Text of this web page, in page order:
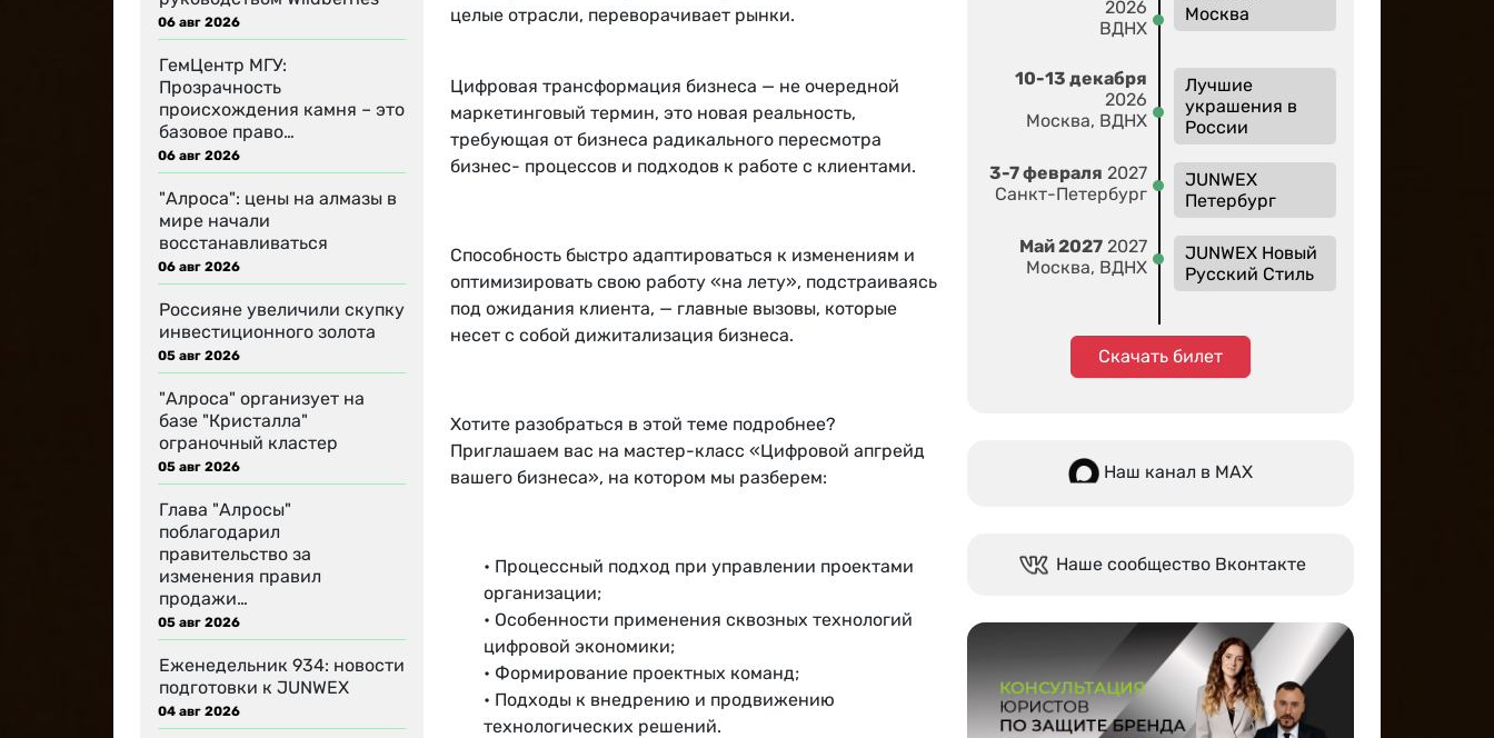
06 авг 2026
ГемЦентр МГУ:
Прозрачность
происхождения камня – это
базовое право…
06 авг 2026
"Алроса": цены на алмазы в
мире начали
восстанавливаться
06 авг 2026
Россияне увеличили скупку
инвестиционного золота
05 авг 2026
"Алроса" организует на
базе "Кристалла"
ограночный кластер
05 авг 2026
Глава "Алросы"
поблагодарил
правительство за
изменения правил
продажи…
05 авг 2026
Еженедельник 934: новости
подготовки к JUNWEX
04 авг 2026
целые отрасли, переворачивает рынки.
Цифровая трансформация бизнеса — не очередной
маркетинговый термин, это новая реальность,
требующая от бизнеса радикального пересмотра
бизнес- процессов и подходов к работе с клиентами.
Способность быстро адаптироваться к изменениям и
оптимизировать свою работу «на лету», подстраиваясь
под ожидания клиента, — главные вызовы, которые
несет с собой дижитализация бизнеса.
Хотите разобраться в этой теме подробнее?
Приглашаем вас на мастер-класс «Цифровой апгрейд
вашего бизнеса», на котором мы разберем:
• Процессный подход при управлении проектами
организации;
• Особенности применения сквозных технологий
цифровой экономики;
• Формирование проектных команд;
• Подходы к внедрению и продвижению
технологических решений.
2026
ВДНХ
Москва
10-13 декабря
2026
Москва, ВДНХ
Лучшие
украшения в
России
3-7 февраля 2027
Санкт-Петербург
JUNWEX
Петербург
Май 2027 2027
Москва, ВДНХ
JUNWEX Новый
Русский Стиль
Скачать билет
Наш канал в МАХ
Наше сообщество Вконтакте